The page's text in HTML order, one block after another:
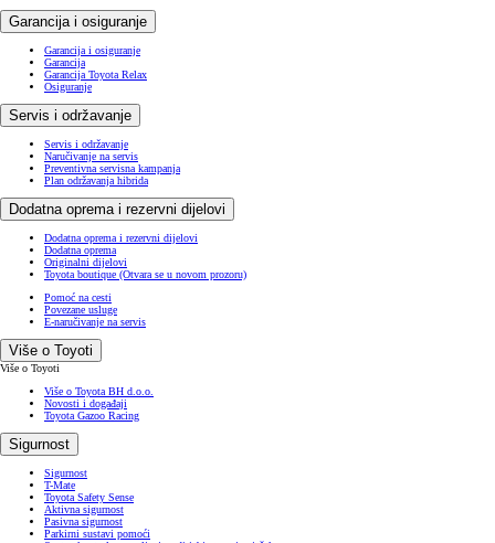
Garancija i osiguranje
Garancija i osiguranje
Garancija
Garancija Toyota Relax
Osiguranje
Servis i održavanje
Servis i održavanje
Naručivanje na servis
Preventivna servisna kampanja
Plan održavanja hibrida
Dodatna oprema i rezervni dijelovi
Dodatna oprema i rezervni dijelovi
Dodatna oprema
Originalni dijelovi
Toyota boutique (Otvara se u novom prozoru)
Pomoć na cesti
Povezane usluge
E-naručivanje na servis
Više o Toyoti
Više o Toyoti
Više o Toyota BH d.o.o.
Novosti i događaji
Toyota Gazoo Racing
Sigurnost
Sigurnost
T-Mate
Toyota Safety Sense
Aktivna sigurnost
Pasivna sigurnost
Parkirni sustavi pomoći